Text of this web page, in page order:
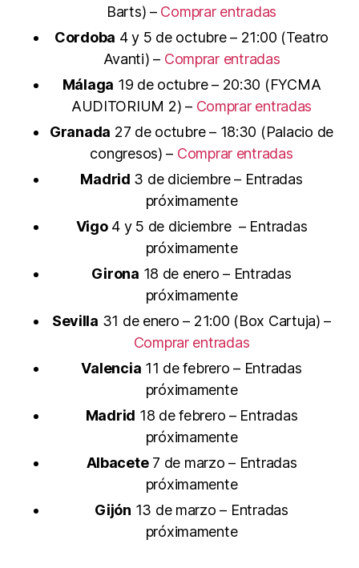
Barts) – Comprar entradas
Cordoba 4 y 5 de octubre – 21:00 (Teatro
Avanti) – Comprar entradas
Málaga 19 de octubre – 20:30 (FYCMA
AUDITORIUM 2) – Comprar entradas
Granada 27 de octubre – 18:30 (Palacio de
congresos) – Comprar entradas
Madrid 3 de diciembre – Entradas
próximamente
Vigo4 y 5 de diciembre – Entradas
próximamente
Girona 18 de enero – Entradas
próximamente
Sevilla 31 de enero – 21:00 (Box Cartuja) –
Comprar entradas
Valencia 11 de febrero – Entradas
próximamente
Madrid 18 de febrero – Entradas
próximamente
Albacete7 de marzo – Entradas
próximamente
Gijón 13 de marzo – Entradas
próximamente